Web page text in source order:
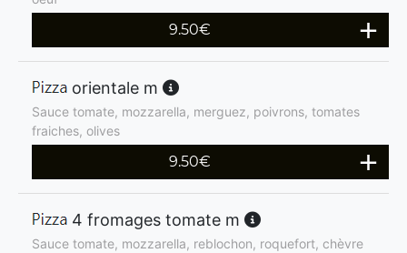
9.50€
orientale m
Sauce tomate, mozzarella, merguez, poivrons, tomates
fraiches, olives
9.50€
4 fromages tomate m
Sauce tomate, mozzarella, reblochon, roquefort, chèvre